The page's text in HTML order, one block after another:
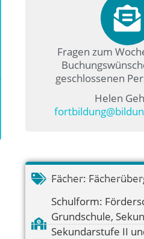
Fragen zum
geschlossenen
Helen
Fächer:
Schulform:
Grundschule,
Sekundarstufe II